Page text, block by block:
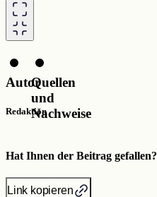
Autor
Redaktion
Quellen
und
Nachweise
Hat Ihnen der Beitrag gefallen?
Link kopieren